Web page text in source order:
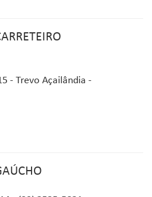
- Trevo Açailândia -